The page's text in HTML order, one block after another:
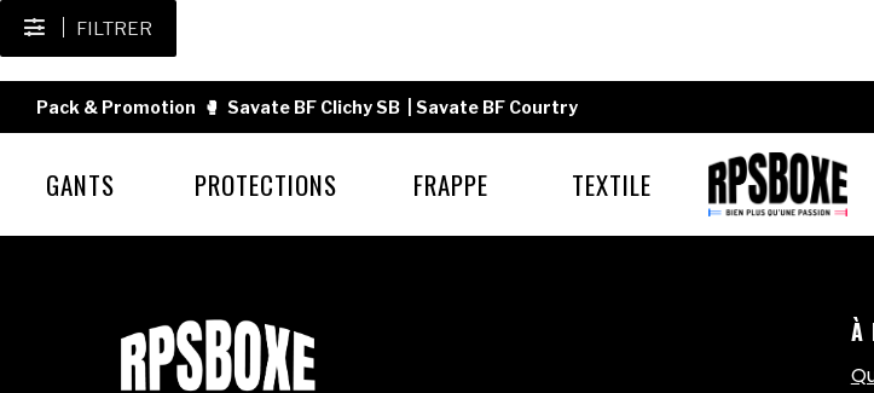
FILTRER
Pack & Promotion 🥊 Savate BF Clichy SB Savate BF Courtry
GANTS PROTECTIONS FRAPPE TEXTILE
À